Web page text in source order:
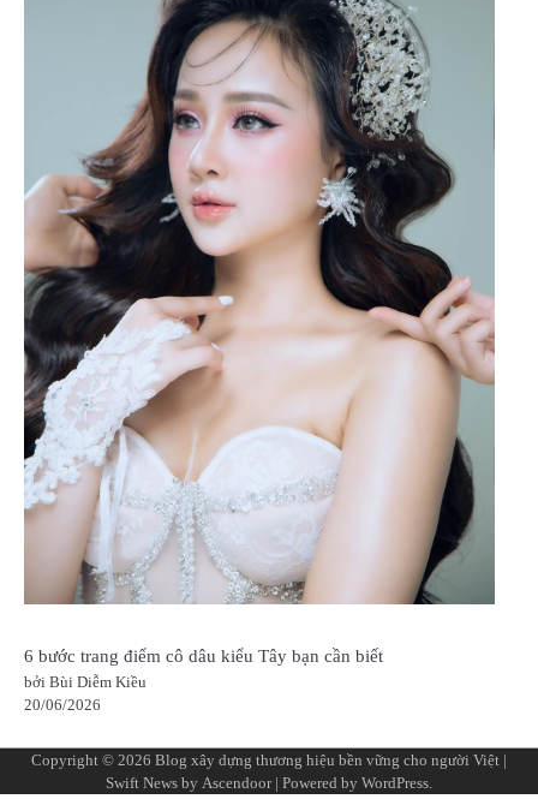
6 bước trang điểm cô dâu kiểu Tây bạn cần biết
bởi Bùi Diễm Kiều
20/06/2026
Copyright © 2026 Blog xây dựng thương hiệu bền vững cho người Việt |
Swift News by Ascendoor| Powered by WordPress.